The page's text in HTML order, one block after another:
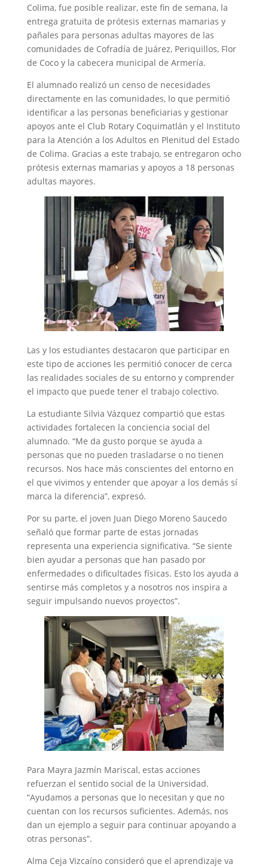
Colima, fue posible realizar, este fin de semana, la
entrega gratuita de prótesis externas mamarias y
pañales para personas adultas mayores de las
comunidades de Cofradía de Juárez, Periquillos, Flor
de Coco y la cabecera municipal de Armería.
El alumnado realizó un censo de necesidades
directamente en las comunidades, lo que permitió
identificar a las personas beneficiarias y gestionar
apoyos ante el Club Rotary Coquimatlán y el Instituto
para la Atención a los Adultos en Plenitud del Estado
de Colima. Gracias a este trabajo, se entregaron ocho
prótesis externas mamarias y apoyos a 18 personas
adultas mayores.
Las y los estudiantes destacaron que participar en
este tipo de acciones les permitió conocer de cerca
las realidades sociales de su entorno y comprender
el impacto que puede tener el trabajo colectivo.
La estudiante Silvia Vázquez compartió que estas
actividades fortalecen la conciencia social del
alumnado. “Me da gusto porque se ayuda a
personas que no pueden trasladarse o no tienen
recursos. Nos hace más conscientes del entorno en
el que vivimos y entender que apoyar a los demás sí
marca la diferencia”, expresó.
Por su parte, el joven Juan Diego Moreno Saucedo
señaló que formar parte de estas jornadas
representa una experiencia significativa. “Se siente
bien ayudar a personas que han pasado por
enfermedades o dificultades físicas. Esto los ayuda a
sentirse más completos y a nosotros nos inspira a
seguir impulsando nuevos proyectos”.
Para Mayra Jazmín Mariscal, estas acciones
refuerzan el sentido social de la Universidad.
“Ayudamos a personas que lo necesitan y que no
cuentan con los recursos suficientes. Además, nos
dan un ejemplo a seguir para continuar apoyando a
otras personas”.
Alma Ceja Vizcaíno consideró que el aprendizaje va